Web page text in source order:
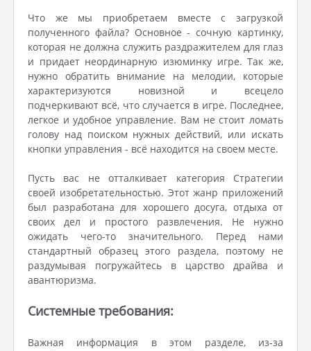
Что же мы приобретаем вместе с загрузкой
полученного файла? Основное - сочную картинку,
которая не должна служить раздражителем для глаз
и придает неординарную изюминку игре. Так же,
нужно обратить внимание на мелодии, которые
характеризуются новизной и всецело
подчеркивают всё, что случается в игре. Последнее,
легкое и удобное управление. Вам не стоит ломать
голову над поиском нужных действий, или искать
кнопки управления - всё находится на своем месте.
Пусть вас не отталкивает категория Стратегии
своей изобретательностью. Этот жанр приложений
был разработана для хорошего досуга, отдыха от
своих дел и простого развлечения. Не нужно
ожидать чего-то значительного. Перед нами
стандартный образец этого раздела, поэтому не
раздумывая погружайтесь в царство драйва и
авантюризма.
Системные требования:
Важная информация в этом разделе, из-за